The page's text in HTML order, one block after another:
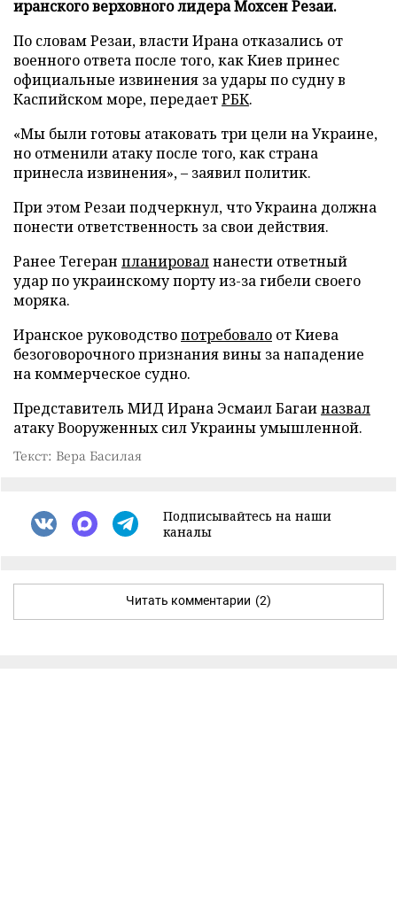
иранского верховного лидера Мохсен Резаи.
По словам Резаи, власти Ирана отказались от
военного ответа после того, как Киев принес
официальные извинения за удары по судну в
Каспийском море, передаетРБК.
«Мы были готовы атаковать три цели на Украине,
но отменили атаку после того, как страна
принесла извинения», – заявил политик.
При этом Резаи подчеркнул, что Украина должна
понести ответственность за свои действия.
Ранее Тегеран планировалнанести ответный
удар по украинскому порту из-за гибели своего
моряка.
Иранское руководствопотребовало от Киева
безоговорочного признания вины за нападение
на коммерческое судно.
Представитель МИД Ирана Эсмаил Багаиназвал
атаку Вооруженных сил Украины умышленной.
Текст: Вера Басилая
Подписывайтесь на наши
каналы
Читать комментарии (2)